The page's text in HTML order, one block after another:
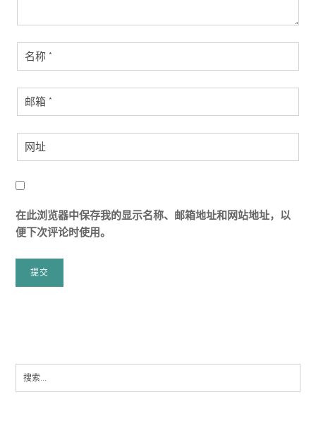
在此浏览器中保存我的显示名称、邮箱地址和网站地址，以
便下次评论时使用。
Search